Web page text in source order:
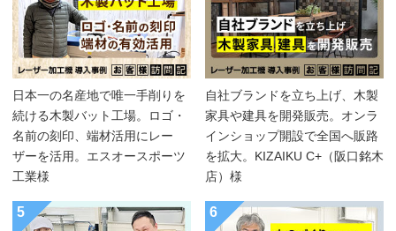
日本一の名産地で唯一手削りを
続ける木製バット工場。ロゴ・
名前の刻印、端材活用にレー
ザーを活用。エスオースポーツ
工業様
自社ブランドを立ち上げ、木製
家具や建具を開発販売。オンラ
インショップ開設で全国へ販路
を拡大。KIZAIKU C+（阪口銘木
店）様
5 6